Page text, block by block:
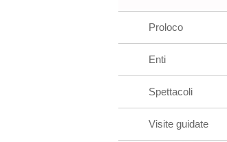
Proloco
Enti
Spettacoli
Visite guidate